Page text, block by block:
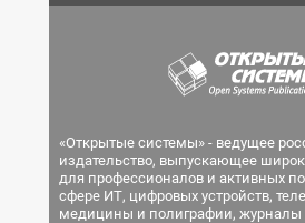
«Открытые системы» - ведущее
издательство, выпускающее
для профессионалов и активных
сфере ИТ, цифровых устройств,
медицины и полиграфии, журналы